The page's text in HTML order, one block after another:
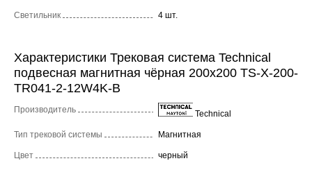
Светильник 4 шт.
Характеристики Трековая система Technical
подвесная магнитная чёрная 200x200 TS-X-200-
TR041-2-12W4K-B
Производитель Technical
Тип трековой системы Магнитная
Цвет черный